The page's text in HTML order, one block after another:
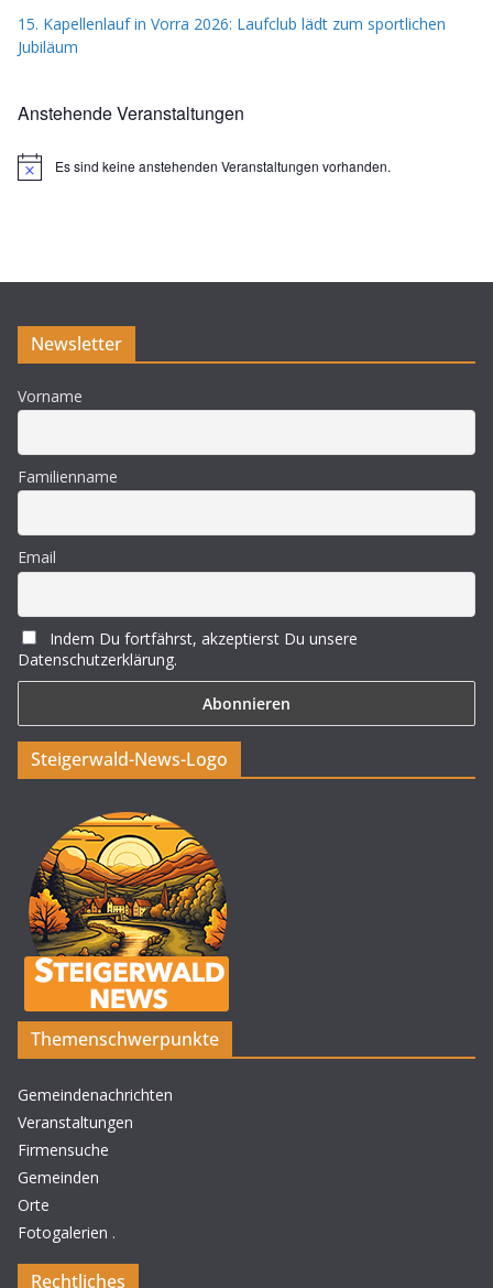
15. Kapellenlauf in Vorra 2026: Laufclub lädt zum sportlichen
Jubiläum
Anstehende Veranstaltungen
H
s
Es sind keine anstehenden Veranstaltungen vorhanden.
Newsletter
Vorname
Familienname
Email
Indem Du fortfährst, akzeptierst Du unsere
Datenschutzerklärung.
Steigerwald-News-Logo
Themenschwerpunkte
Gemeindenachrichten
Veranstaltungen
Firmensuche
Gemeinden
Orte
Fotogalerien .
Rechtliches